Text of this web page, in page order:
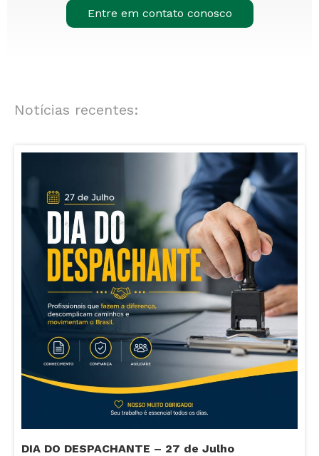
Entre em contato conosco
Notícias recentes:
DIA DO DESPACHANTE – 27 de Julho